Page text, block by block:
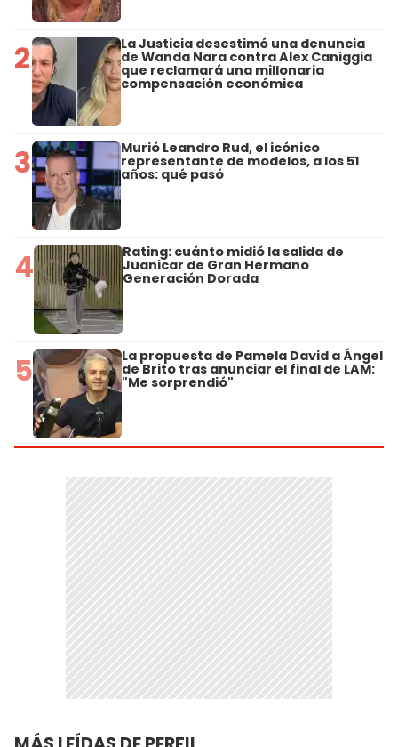
2 La Justicia desestimó una denuncia
de Wanda Nara contra Alex Caniggia
que reclamará una millonaria
compensación económica
3 Murió Leandro Rud, el icónico
representante de modelos, a los 51
años: qué pasó
4 Rating: cuánto midió la salida de
Juanicar de Gran Hermano
Generación Dorada
5 La propuesta de Pamela David a Ángel
de Brito tras anunciar el final de LAM:
"Me sorprendió"